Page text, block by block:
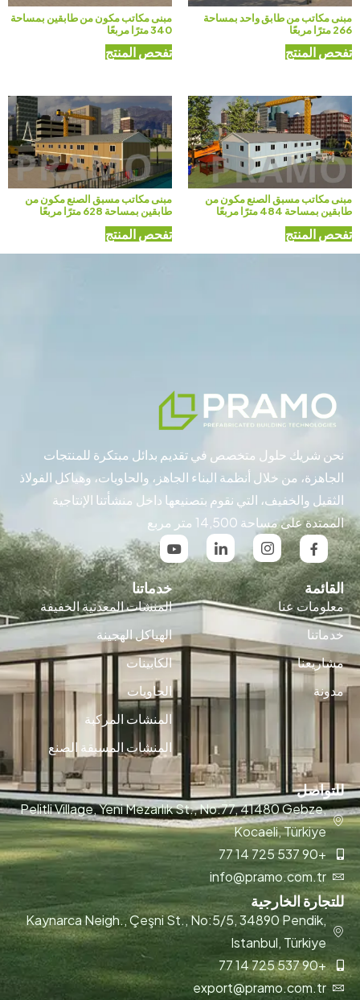
مبنى مكاتب من طابق واحد بمساحة
266 مترًا مربعًا
تفحص المنتج
مبنى مكاتب مكون من طابقين بمساحة
340 مترًا مربعًا
تفحص المنتج
مبنى مكاتب مسبق الصنع مكون من
طابقين بمساحة 484 مترًا مربعًا
تفحص المنتج
مبنى مكاتب مسبق الصنع مكون من
طابقين بمساحة 628 مترًا مربعًا
تفحص المنتج
نحن شريك حلول متخصص في تقديم بدائل مبتكرة للمنتجات
الجاهزة، من خلال أنظمة البناء الجاهز، والحاويات، وهياكل الفولاذ
الثقيل والخفيف، التي نقوم بتصنيعها داخل منشأتنا الإنتاجية
الممتدة على مساحة 14,500 متر مربع
القائمة
معلومات عنا
خدماتنا
مشاريعنا
مدونة
خدماتنا
المنشات المعدنية الخفيفة
الهياكل الهجينة
الكابينات
الحاويات
المنشات المركبة
المنشات المسبقة الصنع
للتواصل
Pelitli Village, Yeni Mezarlık St., No:77, 41480 Gebze,
Kocaeli, Türkiye
+90 537 725 14 77
info@pramo.com.tr
للتجارة الخارجية
Kaynarca Neigh., Çeşni St., No:5/5, 34890 Pendik,
Istanbul, Türkiye
+90 537 725 14 77
export@pramo.com.tr